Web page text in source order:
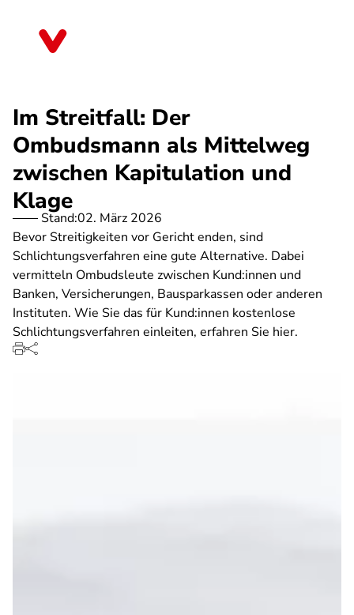
Im Streitfall: Der
Ombudsmann als Mittelweg
zwischen Kapitulation und
Klage
Stand:02. März 2026
Bevor Streitigkeiten vor Gericht enden, sind
Schlichtungsverfahren eine gute Alternative. Dabei
vermitteln Ombudsleute zwischen Kund:innen und
Banken, Versicherungen, Bausparkassen oder anderen
Instituten. Wie Sie das für Kund:innen kostenlose
Schlichtungsverfahren einleiten, erfahren Sie hier.